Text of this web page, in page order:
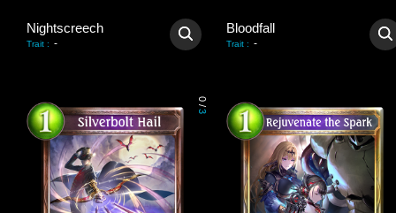
Nightscreech
Trait : -
Bloodfall
Trait : -
0
/
3